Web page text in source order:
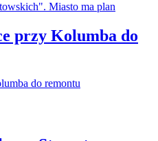
przy Kolumba do